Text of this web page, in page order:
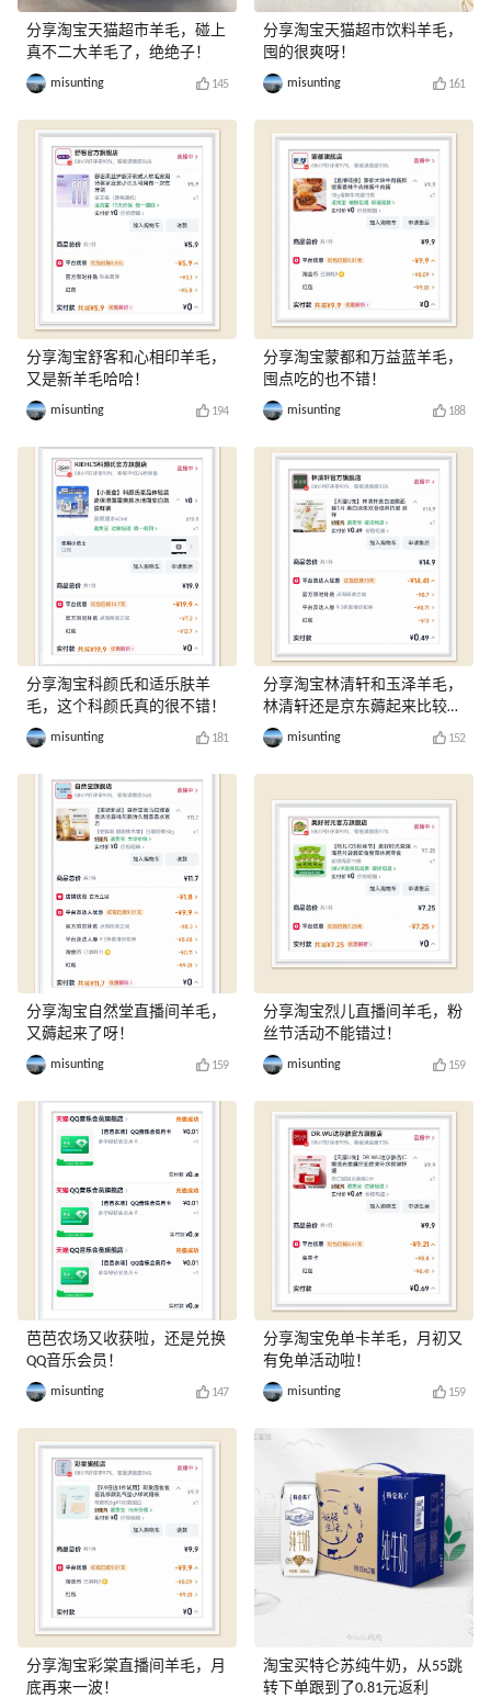
分享淘宝天猫超市羊毛，碰上
真不二大羊毛了，绝绝子！
misunting 145
分享淘宝舒客和心相印羊毛，
又是新羊毛哈哈！
misunting 194
分享淘宝科颜氏和适乐肤羊
毛，这个科颜氏真的很不错！
misunting 181
分享淘宝自然堂直播间羊毛，
又薅起来了呀！
misunting 159
芭芭农场又收获啦，还是兑换
QQ音乐会员！
misunting 147
分享淘宝彩棠直播间羊毛，月
底再来一波！
分享淘宝天猫超市饮料羊毛，
囤的很爽呀！
misunting 161
分享淘宝蒙都和万益蓝羊毛，
囤点吃的也不错！
misunting 188
分享淘宝林清轩和玉泽羊毛，
林清轩还是京东薅起来比较
爽！misunting 152
分享淘宝烈儿直播间羊毛，粉
丝节活动不能错过！
misunting 159
分享淘宝免单卡羊毛，月初又
有免单活动啦！
misunting 159
淘宝买特仑苏纯牛奶，从55跳
转下单跟到了0.81元返利